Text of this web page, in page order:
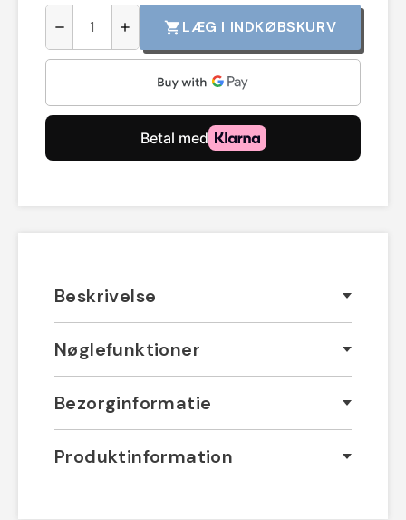
remove add shopping_cart LÆG I INDKØBSKURV
Beskrivelse
Nøglefunktioner
Bezorginformatie
Produktinformation